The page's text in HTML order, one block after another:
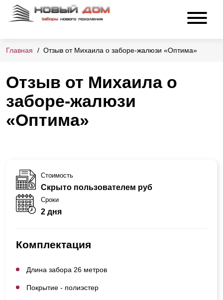
Главная Отзыв от Михаила о заборе-жалюзи «Оптима»
Отзыв от Михаила о
заборе-жалюзи
«Оптима»
Стоимость
Скрыто пользователем руб
Сроки
2 дня
Комплектация
Длина забора 26 метров
Покрытие - полиэстер